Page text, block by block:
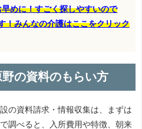
めに！すごく探しやすいので
！みんなの介護はここをクリック
の資料のもらい方
の資料請求・情報収集は、まずは
調べると、入所費用や特徴、朝来